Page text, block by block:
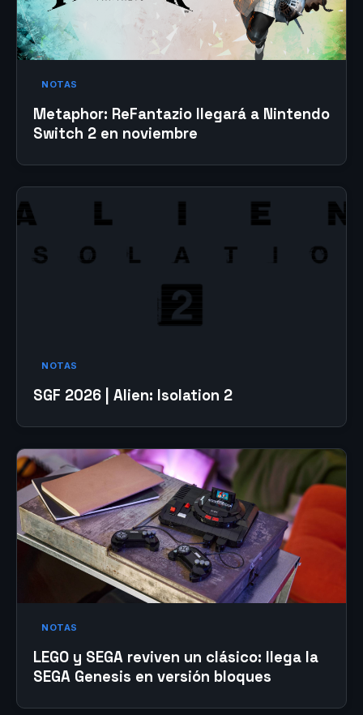
NOTAS
Metaphor: ReFantazio llegará a Nintendo
Switch 2 en noviembre
NOTAS
SGF 2026 | Alien: Isolation 2
NOTAS
LEGO y SEGA reviven un clásico: llega la
SEGA Genesis en versión bloques